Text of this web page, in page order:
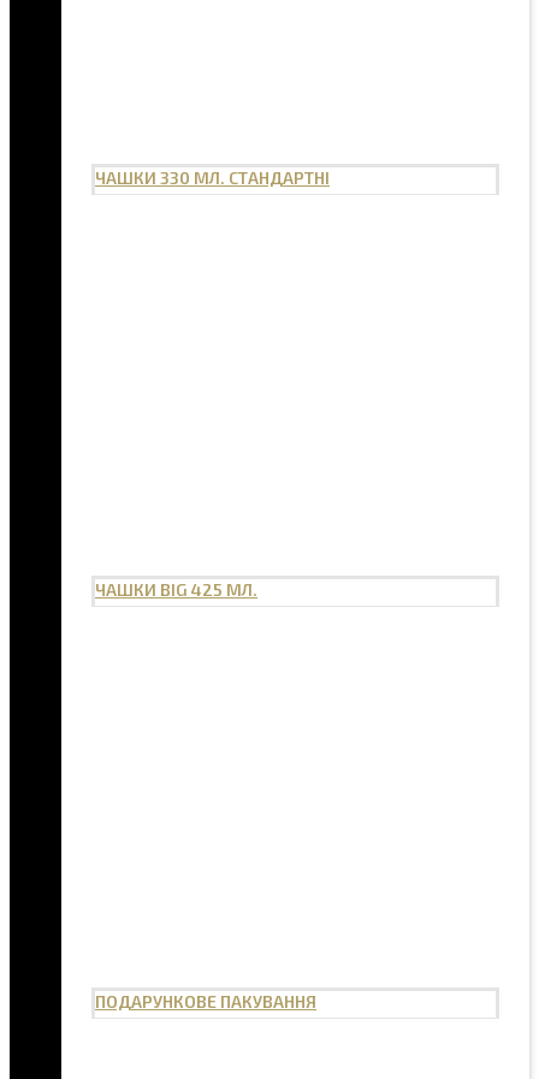
ЧАШКИ 330 МЛ. СТАНДАРТНІ
ЧАШКИ BIG 425 МЛ.
ПОДАРУНКОВЕ ПАКУВАННЯ